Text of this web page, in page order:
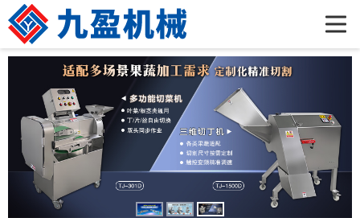
公司简介
产品展示
新闻资讯
成功案例